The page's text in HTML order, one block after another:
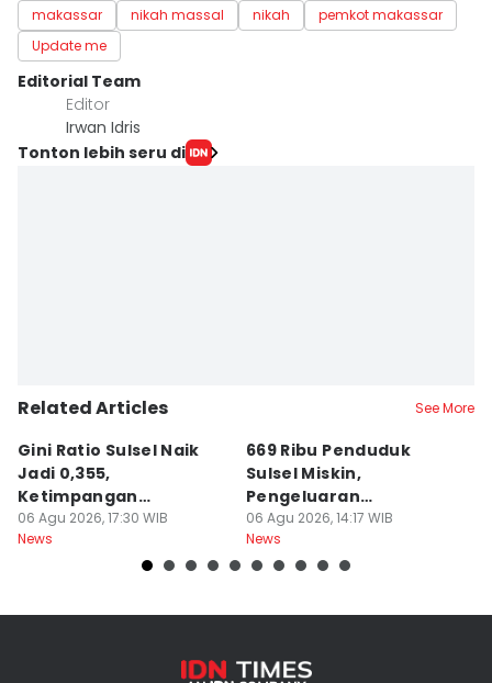
makassar nikah massal nikah
pemkot makassar
Update me
Editorial Team
Editor
Irwan Idris
Tonton lebih seru di
Related Articles See More
Gini Ratio Sulsel Naik
Jadi 0,355,
Ketimpangan
Perdesaan Meningkat
06 Agu 2026, 17:30 WIB
News
669 Ribu Penduduk
Sulsel Miskin,
Pengeluaran
Terbesarnya Rokok
06 Agu 2026, 14:17 WIB
News